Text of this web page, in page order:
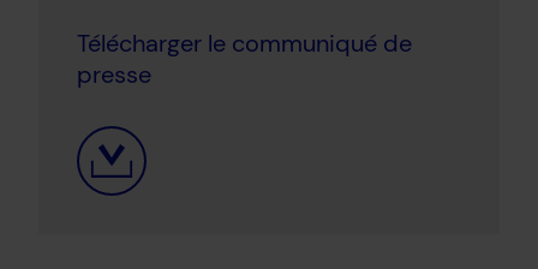
Télécharger le communiqué de
presse